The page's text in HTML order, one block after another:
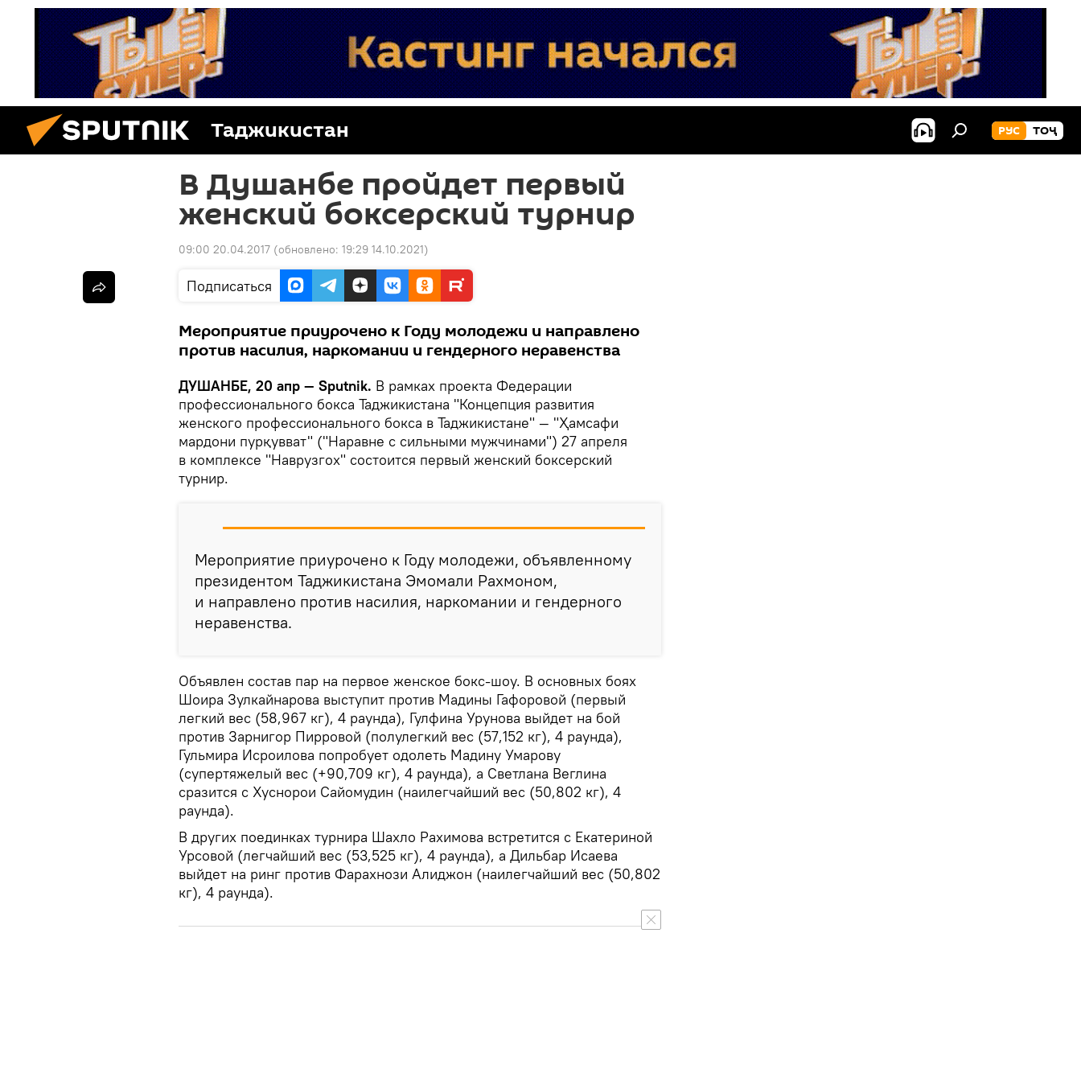
Таджикистан РУС ТОҶ
В Душанбе пройдет первый
женский боксерский турнир
09:00 20.04.2017 (обновлено: 19:29 14.10.2021)
Подписаться
Мероприятие приурочено к Году молодежи и направлено
против насилия, наркомании и гендерного неравенства
ДУШАНБЕ, 20 апр — Sputnik. В рамках проекта Федерации
профессионального бокса Таджикистана "Концепция развития
женского профессионального бокса в Таджикистане" — "Ҳамсафи
мардони пурқувват" ("Наравне с сильными мужчинами") 27 апреля
в комплексе "Наврузгох" состоится первый женский боксерский
турнир.
Мероприятие приурочено к Году молодежи, объявленному
президентом Таджикистана Эмомали Рахмоном,
и направлено против насилия, наркомании и гендерного
неравенства.
Объявлен состав пар на первое женское бокс-шоу. В основных боях
Шоира Зулкайнарова выступит против Мадины Гафоровой (первый
легкий вес (58,967 кг), 4 раунда), Гулфина Урунова выйдет на бой
против Зарнигор Пирровой (полулегкий вес (57,152 кг), 4 раунда),
Гульмира Исроилова попробует одолеть Мадину Умарову
(супертяжелый вес (+90,709 кг), 4 раунда), а Светлана Веглина
сразится с Хуснорои Сайомудин (наилегчайший вес (50,802 кг), 4
раунда).
В других поединках турнира Шахло Рахимова встретится с Екатериной
Урсовой (легчайший вес (53,525 кг), 4 раунда), а Дильбар Исаева
выйдет на ринг против Фарахнози Алиджон (наилегчайший вес (50,802
кг), 4 раунда).